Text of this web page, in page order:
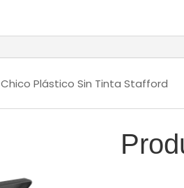
Plástico Sin Tinta Stafford